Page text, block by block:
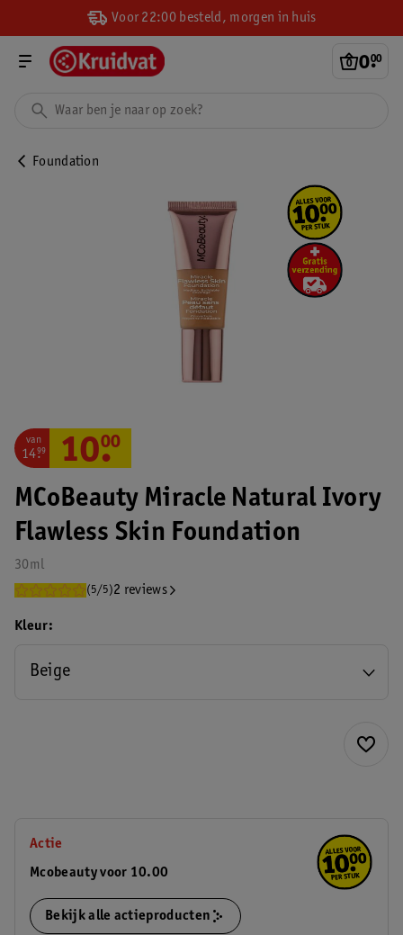
Voor 22:00 besteld, morgen in huis
0.
00
Foundation
MCoBeauty Miracle Natural Ivory
Flawless Skin Foundation
30ml
(5/5)2 reviews
van
14.
99 10.
00
Kleur
Beige
Actie
Mcobeauty voor 10.00
Bekijk alle actieproducten